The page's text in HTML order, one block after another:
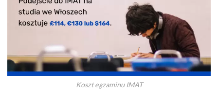
Koszt egzaminu IMAT